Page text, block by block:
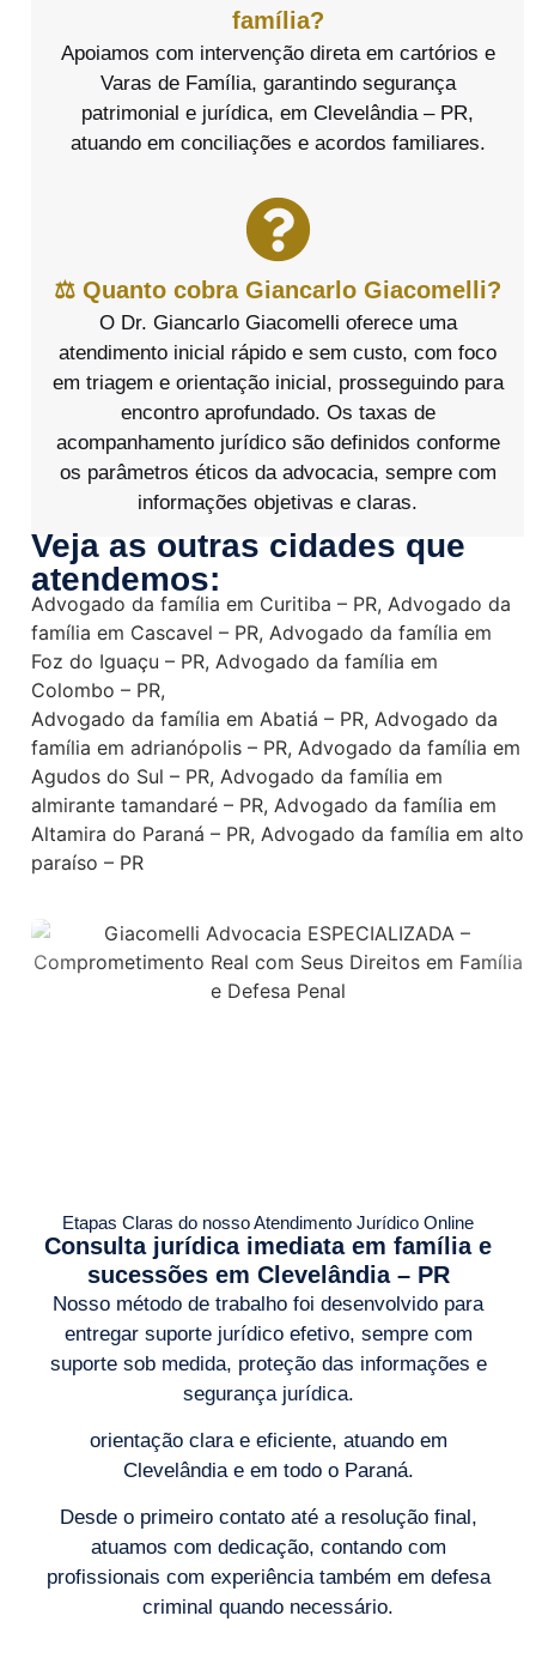
família?
Apoiamos com intervenção direta em cartórios e
Varas de Família, garantindo segurança
patrimonial e jurídica, em Clevelândia – PR,
atuando em conciliações e acordos familiares.
⚖️ Quanto cobra Giancarlo Giacomelli?
O Dr. Giancarlo Giacomelli oferece uma
atendimento inicial rápido e sem custo, com foco
em triagem e orientação inicial, prosseguindo para
encontro aprofundado. Os taxas de
acompanhamento jurídico são definidos conforme
os parâmetros éticos da advocacia, sempre com
informações objetivas e claras.
Veja as outras cidades que
atendemos:
Advogado da família em Curitiba – PR, Advogado da
família em Cascavel – PR, Advogado da família em
Foz do Iguaçu – PR, Advogado da família em
Colombo – PR,
Advogado da família em Abatiá – PR, Advogado da
família em adrianópolis – PR, Advogado da família em
Agudos do Sul – PR, Advogado da família em
almirante tamandaré – PR, Advogado da família em
Altamira do Paraná – PR, Advogado da família em alto
paraíso – PR
Etapas Claras do nosso Atendimento Jurídico Online
Consulta jurídica imediata em família e
sucessões em Clevelândia – PR
Nosso método de trabalho foi desenvolvido para
entregar suporte jurídico efetivo, sempre com
suporte sob medida, proteção das informações e
segurança jurídica.
orientação clara e eficiente, atuando em
Clevelândia e em todo o Paraná.
Desde o primeiro contato até a resolução final,
atuamos com dedicação, contando com
profissionais com experiência também em defesa
criminal quando necessário.